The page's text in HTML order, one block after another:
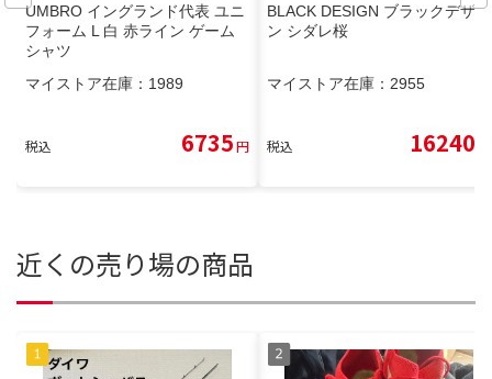
UMBRO イングランド代表 ユニ
フォーム L 白 赤ライン ゲーム
シャツ
マイストア在庫： 1989
税込 6735円
BLACK DESIGN ブラックデザイ
ン シダレ桜
マイストア在庫： 2955
税込 16240
近くの売り場の商品